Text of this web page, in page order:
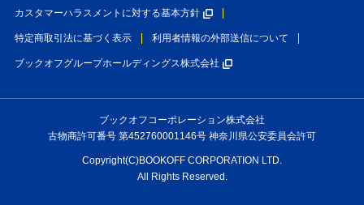
カスタマーハラスメントに対する基本方針
特定商取引法に基づく表示 利用者情報の外部送信について
ブックオフグループホールディングス株式会社
ブックオフコーポレーション株式会社
古物商許可番号 第452760001146号 神奈川県公安委員会許可
Copyright(C)BOOKOFF CORPORATION LTD.
All Rights Reserved.